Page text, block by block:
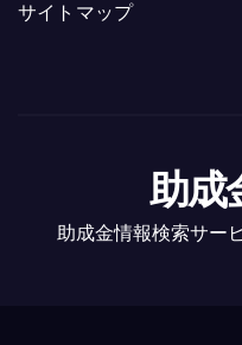
サイトマップ
助成
助成金情報検索サー